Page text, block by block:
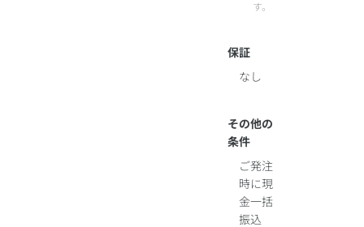
す。
保証
なし
その他の
条件
ご発注
時に現
金一括
振込